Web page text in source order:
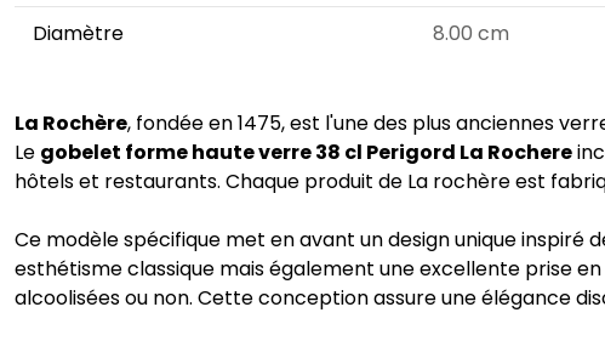
Diamètre
8.00 cm
La Rochère, fondée en 1475, est l'une des plus anciennes
Le gobelet forme haute verre 38 cl Perigord La Rochere
hôtels et restaurants. Chaque produit de La rochère est
Ce modèle spécifique met en avant un design unique inspiré
esthétisme classique mais également une excellente prise
alcoolisées ou non. Cette conception assure une élégance